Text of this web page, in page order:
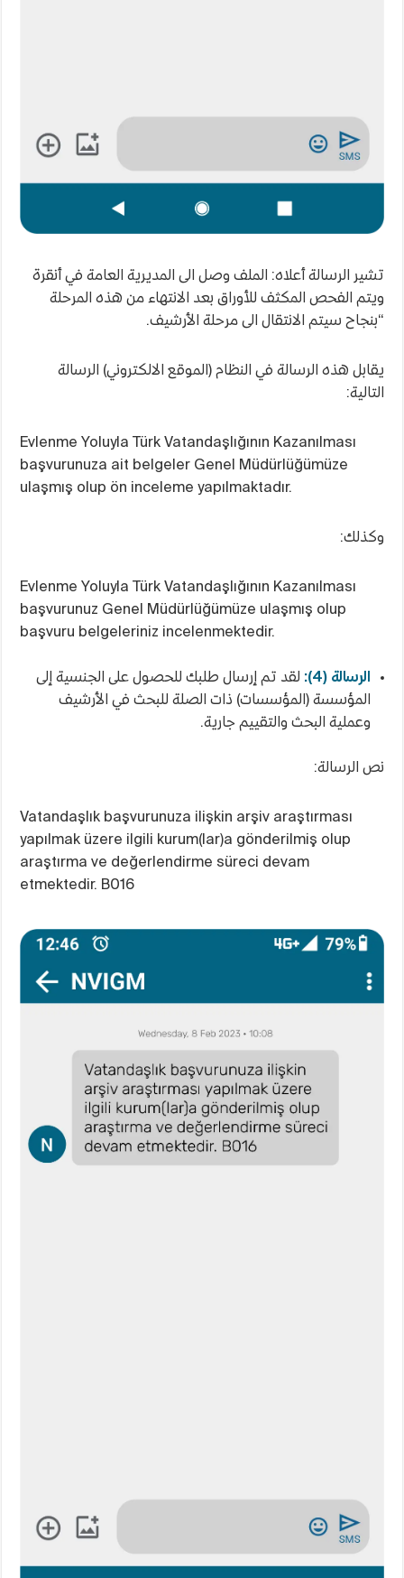
تشير الرسالة أعلاه: الملف وصل الى المديرية العامة في أنقرة
ويتم الفحص المكثف للأوراق بعد الانتهاء من هذه المرحلة
“بنجاح سيتم الانتقال الى مرحلة الأرشيف.
يقابل هذه الرسالة في النظام (الموقع الالكتروني) الرسالة
التالية:
Evlenme Yoluyla Türk Vatandaşlığının Kazanılması
başvurunuza ait belgeler Genel Müdürlüğümüze
ulaşmış olup ön inceleme yapılmaktadır.
وكذلك:
Evlenme Yoluyla Türk Vatandaşlığının Kazanılması
başvurunuz Genel Müdürlüğümüze ulaşmış olup
başvuru belgeleriniz incelenmektedir.
الرسالة (4):
لقد تم إرسال طلبك للحصول على الجنسية إلى
المؤسسة (المؤسسات) ذات الصلة للبحث في الأرشيف
وعملية البحث والتقييم جارية.
نص الرسالة:
Vatandaşlık başvurunuza ilişkin arşiv araştırması
yapılmak üzere ilgili kurum(lar)a gönderilmiş olup
araştırma ve değerlendirme süreci devam
etmektedir. B016